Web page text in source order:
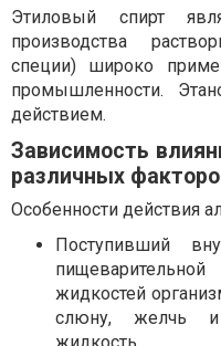
Этиловый спирт
производства
специи) широко
промышленности.
действием.
Зависимость
различных
Особенности действия
Поступивший
жидкостей
слюну, желчь